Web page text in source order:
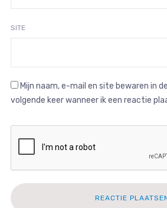
SITE
Mijn naam, e-mail en site bewaren in
volgende keer wanneer ik een reactie